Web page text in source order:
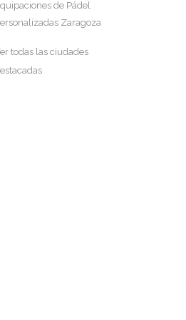
de Pádel
Zaragoza
todas las ciudades